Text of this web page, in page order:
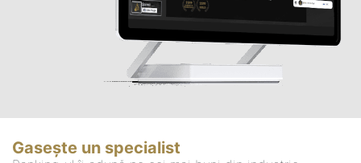
Gasește un specialist